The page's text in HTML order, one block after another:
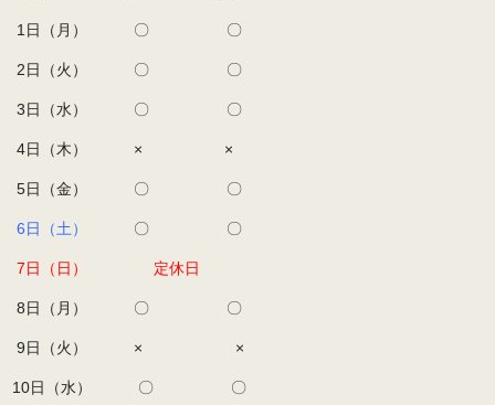
1日（月） 〇 〇
2日（火） 〇 〇
3日（水） 〇 〇
4日（木） × ×
5日（金） 〇 〇
6日（土） 〇 〇
7日（日） 定休日
8日（月） 〇 〇
9日（火） × ×
10日（水） 〇 〇